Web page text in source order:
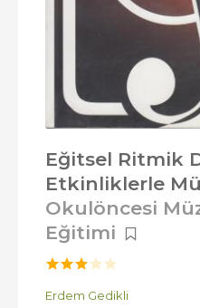
Eğitsel Ritmik
Etkinliklerle
Okulöncesi
Eğitimi
Erdem Gedikli